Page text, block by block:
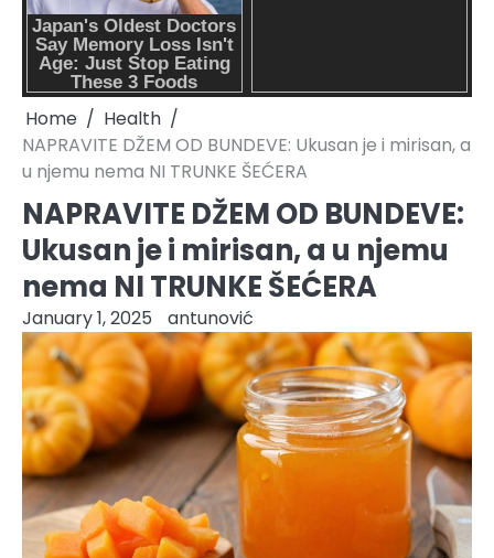
Home
Health
NAPRAVITE DŽEM OD BUNDEVE: Ukusan je i mirisan, a
u njemu nema NI TRUNKE ŠEĆERA
NAPRAVITE DŽEM OD BUNDEVE:
Ukusan je i mirisan, a u njemu
nema NI TRUNKE ŠEĆERA
January 1, 2025 antunović